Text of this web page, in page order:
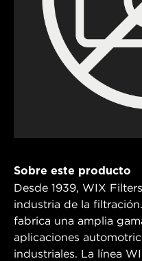
Sobre este producto
Desde 1939, WIX
industria de la
fabrica una amplia
aplicaciones
industriales. La línea